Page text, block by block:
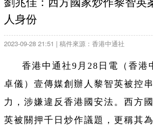
人身份
2023-09-28 21:51 | 稿件來源：香港中通社
香港中通社9月28日電（香港
卓儀）壹傳媒創辦人黎智英被控
力，涉嫌違反香港國安法。西方
英被關押千日炒作議題，更稱其